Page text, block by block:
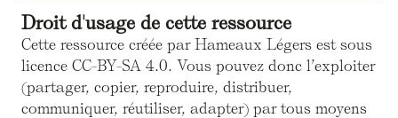
Droit d'usage de cette ressource
Cette ressource créée par Hameaux Légers est sous
licence CC-BY-SA 4.0. Vous pouvez donc l’exploiter
(partager, copier, reproduire, distribuer,
communiquer, réutiliser, adapter) par tous moyens